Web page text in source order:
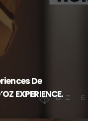
De
EXPERIENCE.